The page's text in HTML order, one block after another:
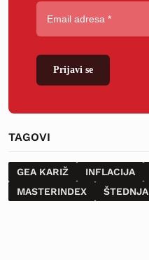
Prijavi se
TAGOVI
GEA KARIŽ INFLACIJA
MASTERINDEX
ŠTEDNJA